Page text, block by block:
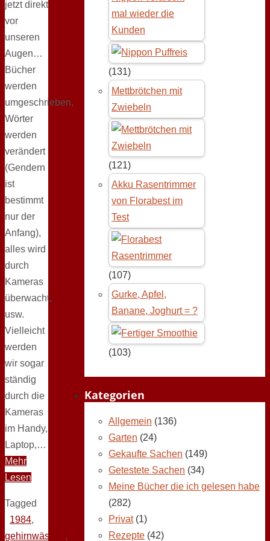
jetzt direkt
vor
unseren
Augen…
Bücher
werden
umgeschrieben,
Wörter
werden
verändert
(Gendern
ist
bestimmt
nur der
Anfang),
alles wird
durch
Kameras
überwacht,
usw.
Vielleicht
werden
wir sogar
ständig
durch die
Kameras
im Handy,
Laptop,…
Mehr
Lesen
Tagged
1984,
gehirnwäsche ,
mal wieder die
Kunden
(131)
Mettbrötchen mit
Zwiebeln
(121)
Akku Rasentrimmer
von Florabest im
Test
(107)
Gurke, Apfel,
Banane, Joghurt = ?
(103)
Kategorien
Allgemein (136)
Garten (24)
Gekaufte Sachen (149)
Getestete Sachen (34)
Meine Bücher die ich gelesen habe
(282)
Privat(1)
Rezepte (42)